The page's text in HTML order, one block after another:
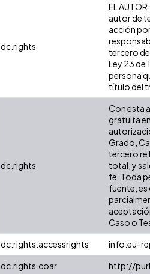
dc.rights
EL
autor de
acción
tercero
Ley 23 de
persona
título del
dc.rights
Con esta
gratuita
Grado,
tercero
total, y
fe. Toda
fuente, es
Caso o
dc.rights.accessrights
info:eu-
dc.rights.coar
http://